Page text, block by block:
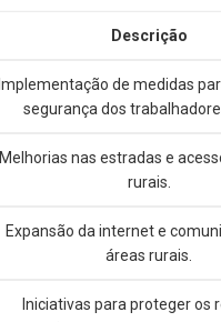
Descrição
Implementação de medidas
segurança dos
Melhorias nas estradas e
rurais.
Expansão da internet e
áreas rurais.
Iniciativas para proteger os